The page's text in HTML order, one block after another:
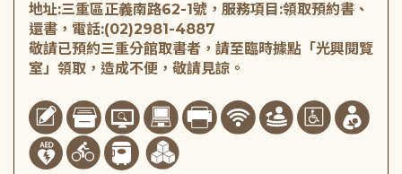
地址:三重區正義南路62-1號，服務項目:領取預約書、
還書，電話:(02)2981-4887
敬請已預約三重分館取書者，請至臨時據點「光興閱覽
室」領取，造成不便，敬請見諒。